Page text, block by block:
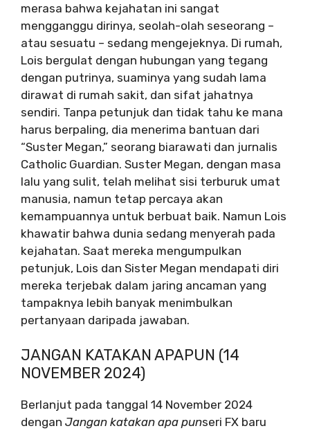
merasa bahwa kejahatan ini sangat
mengganggu dirinya, seolah-olah seseorang –
atau sesuatu – sedang mengejeknya. Di rumah,
Lois bergulat dengan hubungan yang tegang
dengan putrinya, suaminya yang sudah lama
dirawat di rumah sakit, dan sifat jahatnya
sendiri. Tanpa petunjuk dan tidak tahu ke mana
harus berpaling, dia menerima bantuan dari
“Suster Megan,” seorang biarawati dan jurnalis
Catholic Guardian. Suster Megan, dengan masa
lalu yang sulit, telah melihat sisi terburuk umat
manusia, namun tetap percaya akan
kemampuannya untuk berbuat baik. Namun Lois
khawatir bahwa dunia sedang menyerah pada
kejahatan. Saat mereka mengumpulkan
petunjuk, Lois dan Sister Megan mendapati diri
mereka terjebak dalam jaring ancaman yang
tampaknya lebih banyak menimbulkan
pertanyaan daripada jawaban.
JANGAN KATAKAN APAPUN (14
NOVEMBER 2024)
Berlanjut pada tanggal 14 November 2024
dengan Jangan katakan apa punseri FX baru